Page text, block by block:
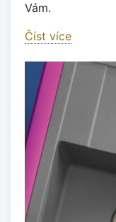
Vám.
Číst více